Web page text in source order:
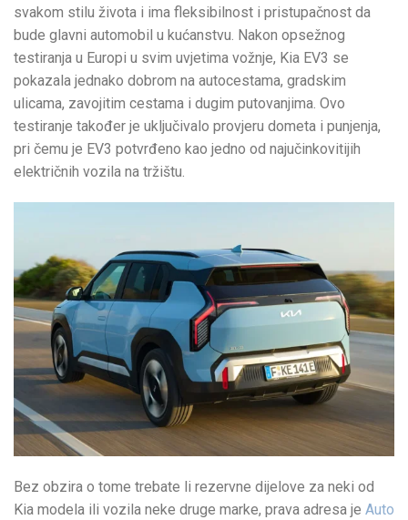
svakom stilu života i ima fleksibilnost i pristupačnost da
bude glavni automobil u kućanstvu. Nakon opsežnog
testiranja u Europi u svim uvjetima vožnje, Kia EV3 se
pokazala jednako dobrom na autocestama, gradskim
ulicama, zavojitim cestama i dugim putovanjima. Ovo
testiranje također je uključivalo provjeru dometa i punjenja,
pri čemu je EV3 potvrđeno kao jedno od najučinkovitijih
električnih vozila na tržištu.
Bez obzira o tome trebate li rezervne dijelove za neki od
Kia modela ili vozila neke druge marke, prava adresa je Auto